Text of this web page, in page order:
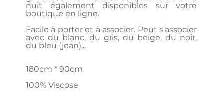
nuit également disponibles sur votre
boutique en ligne.
Facile à porter et à associer. Peut s'associer
avec du blanc, du gris, du beige, du noir,
du bleu (jean)...
180cm * 90cm
100% Viscose